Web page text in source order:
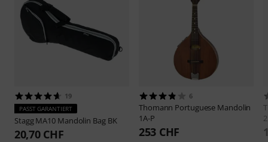
19
PASST GARANTIERT
StaggMA10 Mandolin Bag BK
20,70 CHF
6
Thomann Portuguese Mandolin
1A-P
253 CHF
2